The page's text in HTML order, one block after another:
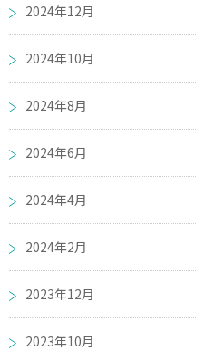
2024年12月
2024年10月
2024年8月
2024年6月
2024年4月
2024年2月
2023年12月
2023年10月